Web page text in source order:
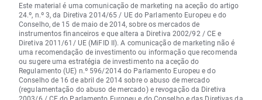
Este material é uma comunicação de marketing na aceção do artigo
24.º, n.º 3, da Diretiva 2014/65 / UE do Parlamento Europeu e do
Conselho, de 15 de maio de 2014, sobre os mercados de
instrumentos financeiros e que altera a Diretiva 2002/92 / CE e
Diretiva 2011/61/ UE (MiFID II). A comunicação de marketing não é
uma recomendação de investimento ou informação que recomenda
ou sugere uma estratégia de investimento na aceção do
Regulamento (UE) n.º 596/2014 do Parlamento Europeu e do
Conselho de 16 de abril de 2014 sobre o abuso de mercado
(regulamentação do abuso de mercado) e revogação da Diretiva